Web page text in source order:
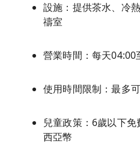
設施：提供茶水、冷
禱室
營業時間：每天04:00
使用時間限制：最多
兒童政策：6歲以下
西亞幣